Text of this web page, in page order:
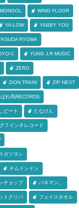
WING FLOOR
YA-LOW YABBY YOU
RYOMA
C YUNG J.R MUSIC
ZERO
ZION TRAIN ZIP NEXT
れ馬RECORDS
ビート たなけん
７インチレコード
ガツヨシ
チムドンドン
チョップ バネマン。
トクリバ フェイスタオル